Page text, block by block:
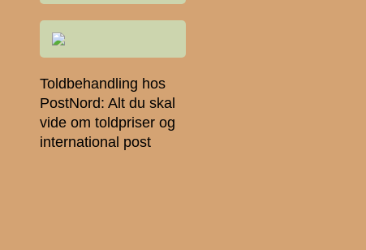
Toldbehandling hos
PostNord: Alt du skal
vide om toldpriser og
international post